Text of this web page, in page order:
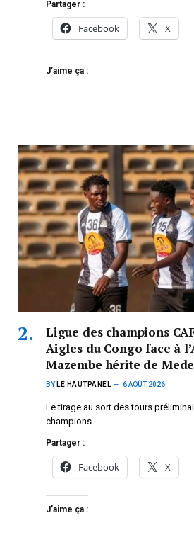
Partager :
Facebook X
J’aime ça :
Ligue des champions
Aigles du Congo face à
Mazembe hérite de
BY LE HAUTPANEL 6 AOÛT 2026
Le tirage au sort des tours
champions…
Partager :
Facebook X
J’aime ça :